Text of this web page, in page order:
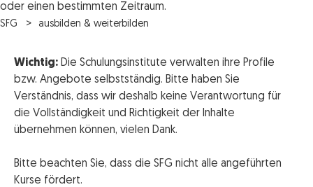
oder einen bestimmten Zeitraum.
SFG ausbilden & weiterbilden
Wichtig: Die Schulungsinstitute verwalten ihre Profile
bzw. Angebote selbstständig. Bitte haben Sie
Verständnis, dass wir deshalb keine Verantwortung für
die Vollständigkeit und Richtigkeit der Inhalte
übernehmen können, vielen Dank.
Bitte beachten Sie, dass die SFG nicht alle angeführten
Kurse fördert.